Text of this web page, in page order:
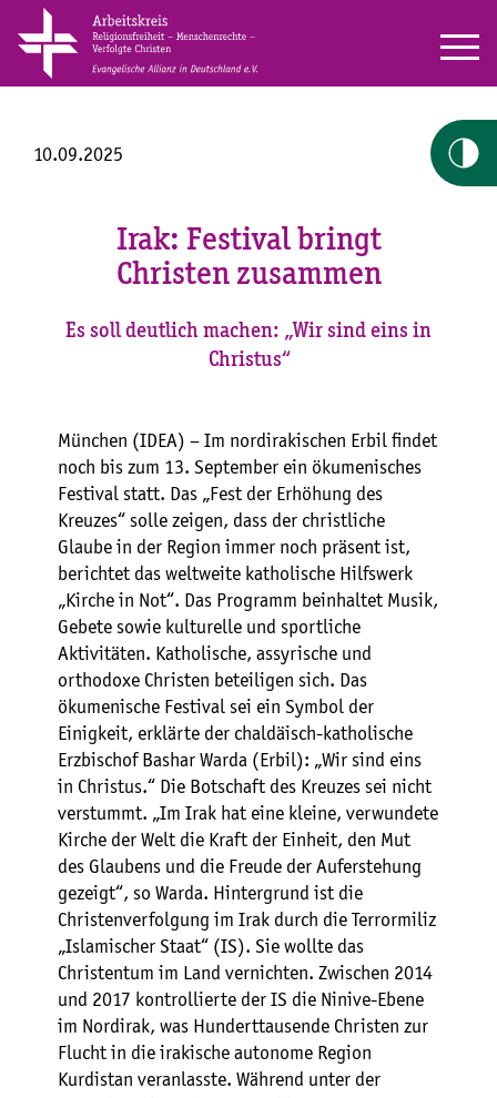
10.09.2025
Irak: Festival bringt
Christen zusammen
Es soll deutlich machen: „Wir sind eins in
Christus“
München (IDEA) – Im nordirakischen Erbil findet
noch bis zum 13. September ein ökumenisches
Festival statt. Das „Fest der Erhöhung des
Kreuzes“ solle zeigen, dass der christliche
Glaube in der Region immer noch präsent ist,
berichtet das weltweite katholische Hilfswerk
„Kirche in Not“. Das Programm beinhaltet Musik,
Gebete sowie kulturelle und sportliche
Aktivitäten. Katholische, assyrische und
orthodoxe Christen beteiligen sich. Das
ökumenische Festival sei ein Symbol der
Einigkeit, erklärte der chaldäisch-katholische
Erzbischof Bashar Warda (Erbil): „Wir sind eins
in Christus.“ Die Botschaft des Kreuzes sei nicht
verstummt. „Im Irak hat eine kleine, verwundete
Kirche der Welt die Kraft der Einheit, den Mut
des Glaubens und die Freude der Auferstehung
gezeigt“, so Warda. Hintergrund ist die
Christenverfolgung im Irak durch die Terrormiliz
„Islamischer Staat“ (IS). Sie wollte das
Christentum im Land vernichten. Zwischen 2014
und 2017 kontrollierte der IS die Ninive-Ebene
im Nordirak, was Hunderttausende Christen zur
Flucht in die irakische autonome Region
Kurdistan veranlasste. Während unter der